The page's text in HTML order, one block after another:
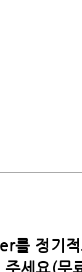
를 정기
주세요(무